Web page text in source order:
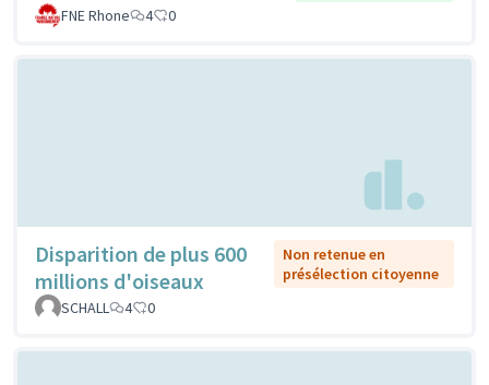
FNE Rhone
4 0
Disparition de plus 600
millions d'oiseaux
Non retenue en
présélection citoyenne
SCHALL
4 0